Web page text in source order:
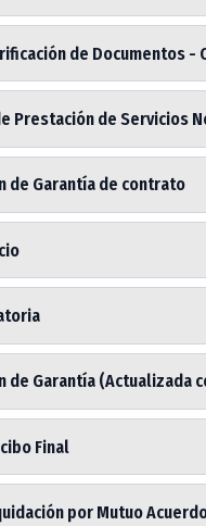
de Documentos -
Prestación de Servicios
de Garantía de contrato
de Garantía (Actualizada
Final
por Mutuo